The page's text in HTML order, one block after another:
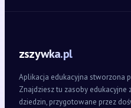
zszywka.pl
Aplikacja edukacyjna stworzona
Znajdziesz tu zasoby edukacyjne
dziedzin, przygotowane przez